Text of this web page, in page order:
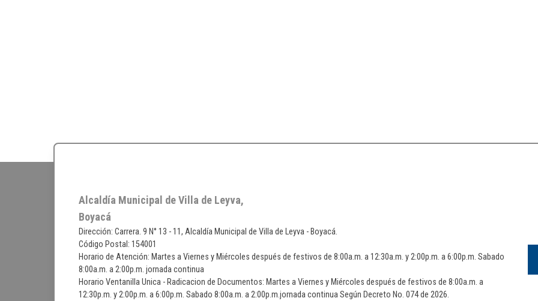
Alcaldía Municipal de Villa de Leyva,
Boyacá
Dirección: Carrera. 9 N° 13 - 11, Alcaldía Municipal de Villa de Leyva - Boyacá.
Código Postal: 154001
Horario de Atención: Martes a Viernes y Miércoles después de festivos de 8:00a.m. a 12:30a.m. y 2:00p.m. a 6:00p.m. Sabado
8:00a.m. a 2:00p.m. jornada continua
Horario Ventanilla Unica - Radicacion de Documentos: Martes a Viernes y Miércoles después de festivos de 8:00a.m. a
12:30p.m. y 2:00p.m. a 6:00p.m. Sabado 8:00a.m. a 2:00p.m.jornada continua Según Decreto No. 074 de 2026.